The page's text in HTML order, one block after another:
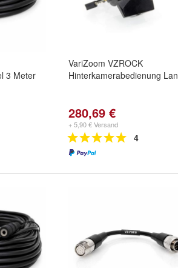
3 Meter
VariZoom VZROCK
Hinterkamerabedienung
280,69 €
+ 5,90 € Versand
4